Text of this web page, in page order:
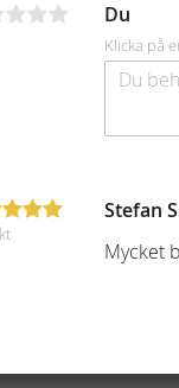
Du
Klicka på
Stefan
Mycket